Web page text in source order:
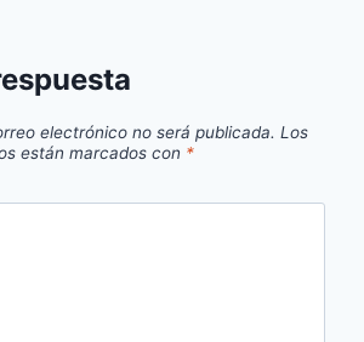
electrónico no será publicada. Los
están marcados con *